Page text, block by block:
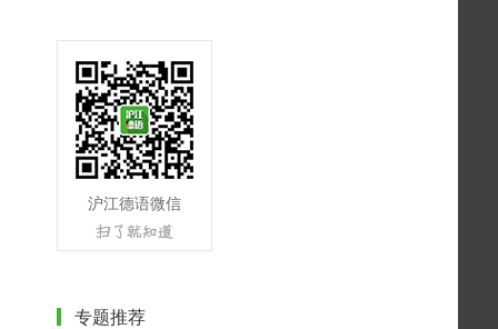
沪江德语微信
专题推荐